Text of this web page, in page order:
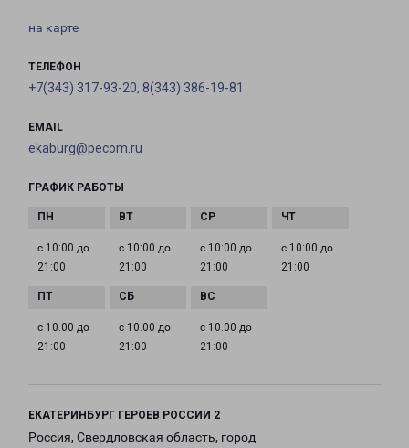
на карте
ТЕЛЕФОН
+7(343) 317-93-20, 8(343) 386-19-81
EMAIL
ekaburg@pecom.ru
ГРАФИК РАБОТЫ
с 10:00 до
21:00
с 10:00 до
21:00
с 10:00 до
21:00
с 10:00 до
21:00
с 10:00 до
21:00
с 10:00 до
21:00
с 10:00 до
21:00
ЕКАТЕРИНБУРГ ГЕРОЕВ РОССИИ 2
Россия, Свердловская область, город